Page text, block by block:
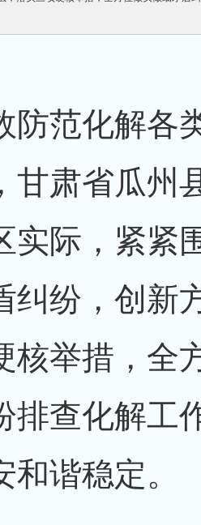
范化解各
甘肃省瓜州
实际，紧紧
纠纷，创新
核举措，全
排查化解工
谐稳定。